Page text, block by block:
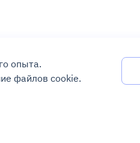
опыта.
файлов cookie.